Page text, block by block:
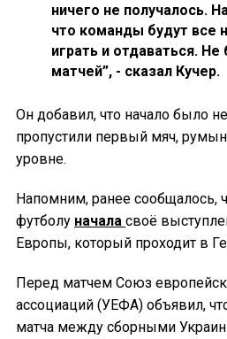
ничего не получалось.
что команды будут все
играть и отдаваться.
матчей”, - сказал Кучер.
Он добавил, что начало было
пропустили первый мяч,
уровне.
Напомним, ранее сообщалось,
футболу начала своё
Европы, который проходит в
Перед матчем Союз
ассоциаций (УЕФА) объявил,
матча между сборными